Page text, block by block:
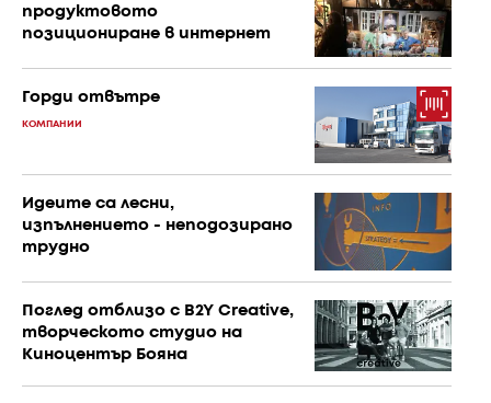
продуктовото
позициониране в интернет
Горди отвътре
КОМПАНИИ
Идеите са лесни,
изпълнението - неподозирано
трудно
Поглед отблизо с B2Y Creative,
творческото студио на
Киноцентър Бояна